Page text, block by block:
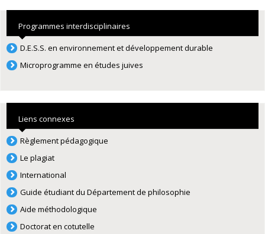
Programmes interdisciplinaires
D.E.S.S. en environnement et développement durable
Microprogramme en études juives
Liens connexes
Règlement pédagogique
Le plagiat
International
Guide étudiant du Département de philosophie
Aide méthodologique
Doctorat en cotutelle